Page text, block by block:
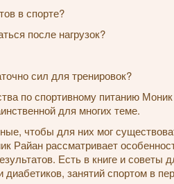
в спорте?
после нагрузок?
сил для тренировок?
по спортивному питанию
для многих теме.
чтобы для них мог
Райан рассматривает
Есть в книге и
занятий спортом в